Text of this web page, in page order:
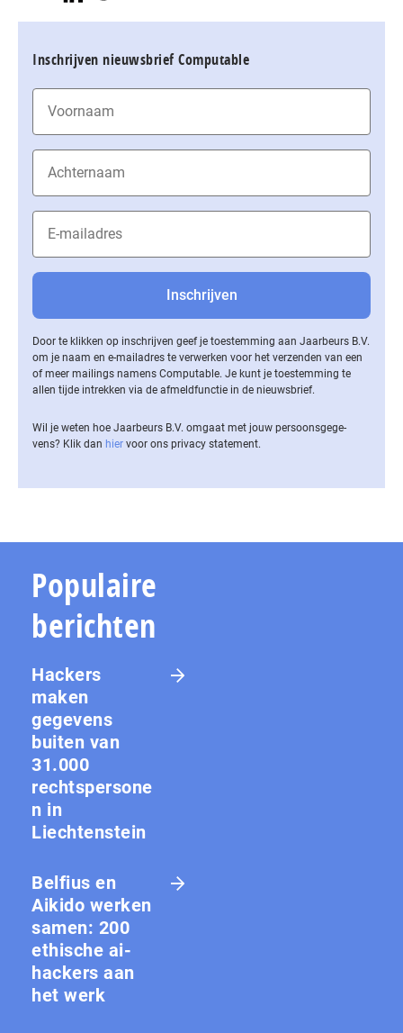
Inschrijven nieuwsbrief Computable
Door te klikken op inschrijven geef je toestemming aan Jaarbeurs B.V.
om je naam en e-mailadres te verwerken voor het verzenden van een
of meer mailings namens Computable. Je kunt je toestemming te
allen tijde intrekken via de af­meld­func­tie in de nieuwsbrief.
Wil je weten hoe Jaarbeurs B.V. omgaat met jouw per­soons­ge­ge­
vens? Klik dan hier voor ons privacy statement.
Populaire
berichten
Hackers
maken
gegevens
buiten van
31.000
rechtspersone
n in
Liechtenstein
Belfius en
Aikido werken
samen: 200
ethische ai-
hackers aan
het werk